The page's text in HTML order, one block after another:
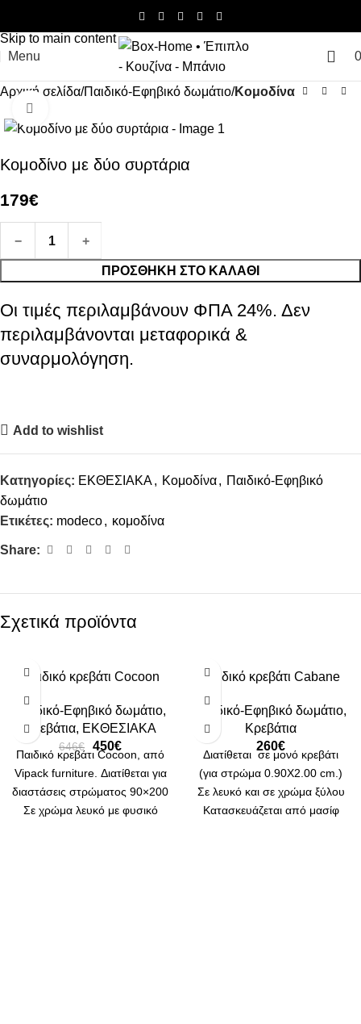
Skip to main content
Menu
0
Αρχική σελίδα Παιδικό-Εφηβικό δωμάτιο Κομοδίνα
Κομοδίνο με δύο συρτάρια
179€
− 1 +
ΠΡΟΣΘΉΚΗ ΣΤΟ ΚΑΛΆΘΙ
Οι τιμές περιλαμβάνουν ΦΠΑ 24%. Δεν
περιλαμβάνονται μεταφορικά &
συναρμολόγηση.
Add to wishlist
Κατηγορίες: ΕΚΘΕΣΙΑΚΑ, Κομοδίνα, Παιδικό-Εφηβικό
δωμάτιο
Ετικέτες: modeco, κομοδίνα
Share:
Σχετικά προϊόντα
Παιδικό κρεβάτι Cocoon
Παιδικό-Εφηβικό δωμάτιο,
Κρεβάτια, ΕΚΘΕΣΙΑΚΑ
646€ 450€
Παιδικό κρεβάτι Cocoon, από
Vipack furniture. Διατίθεται για
διαστάσεις στρώματος 90×200
Σε χρώμα λευκό με φυσικό
Παιδικό κρεβάτι Cabane
Παιδικό-Εφηβικό δωμάτιο,
Κρεβάτια
260€
Διατίθεται σε μονό κρεβάτι
(για στρώμα 0.90Χ2.00 cm.)
Σε λευκό και σε χρώμα ξύλου
Κατασκευάζεται από μασίφ